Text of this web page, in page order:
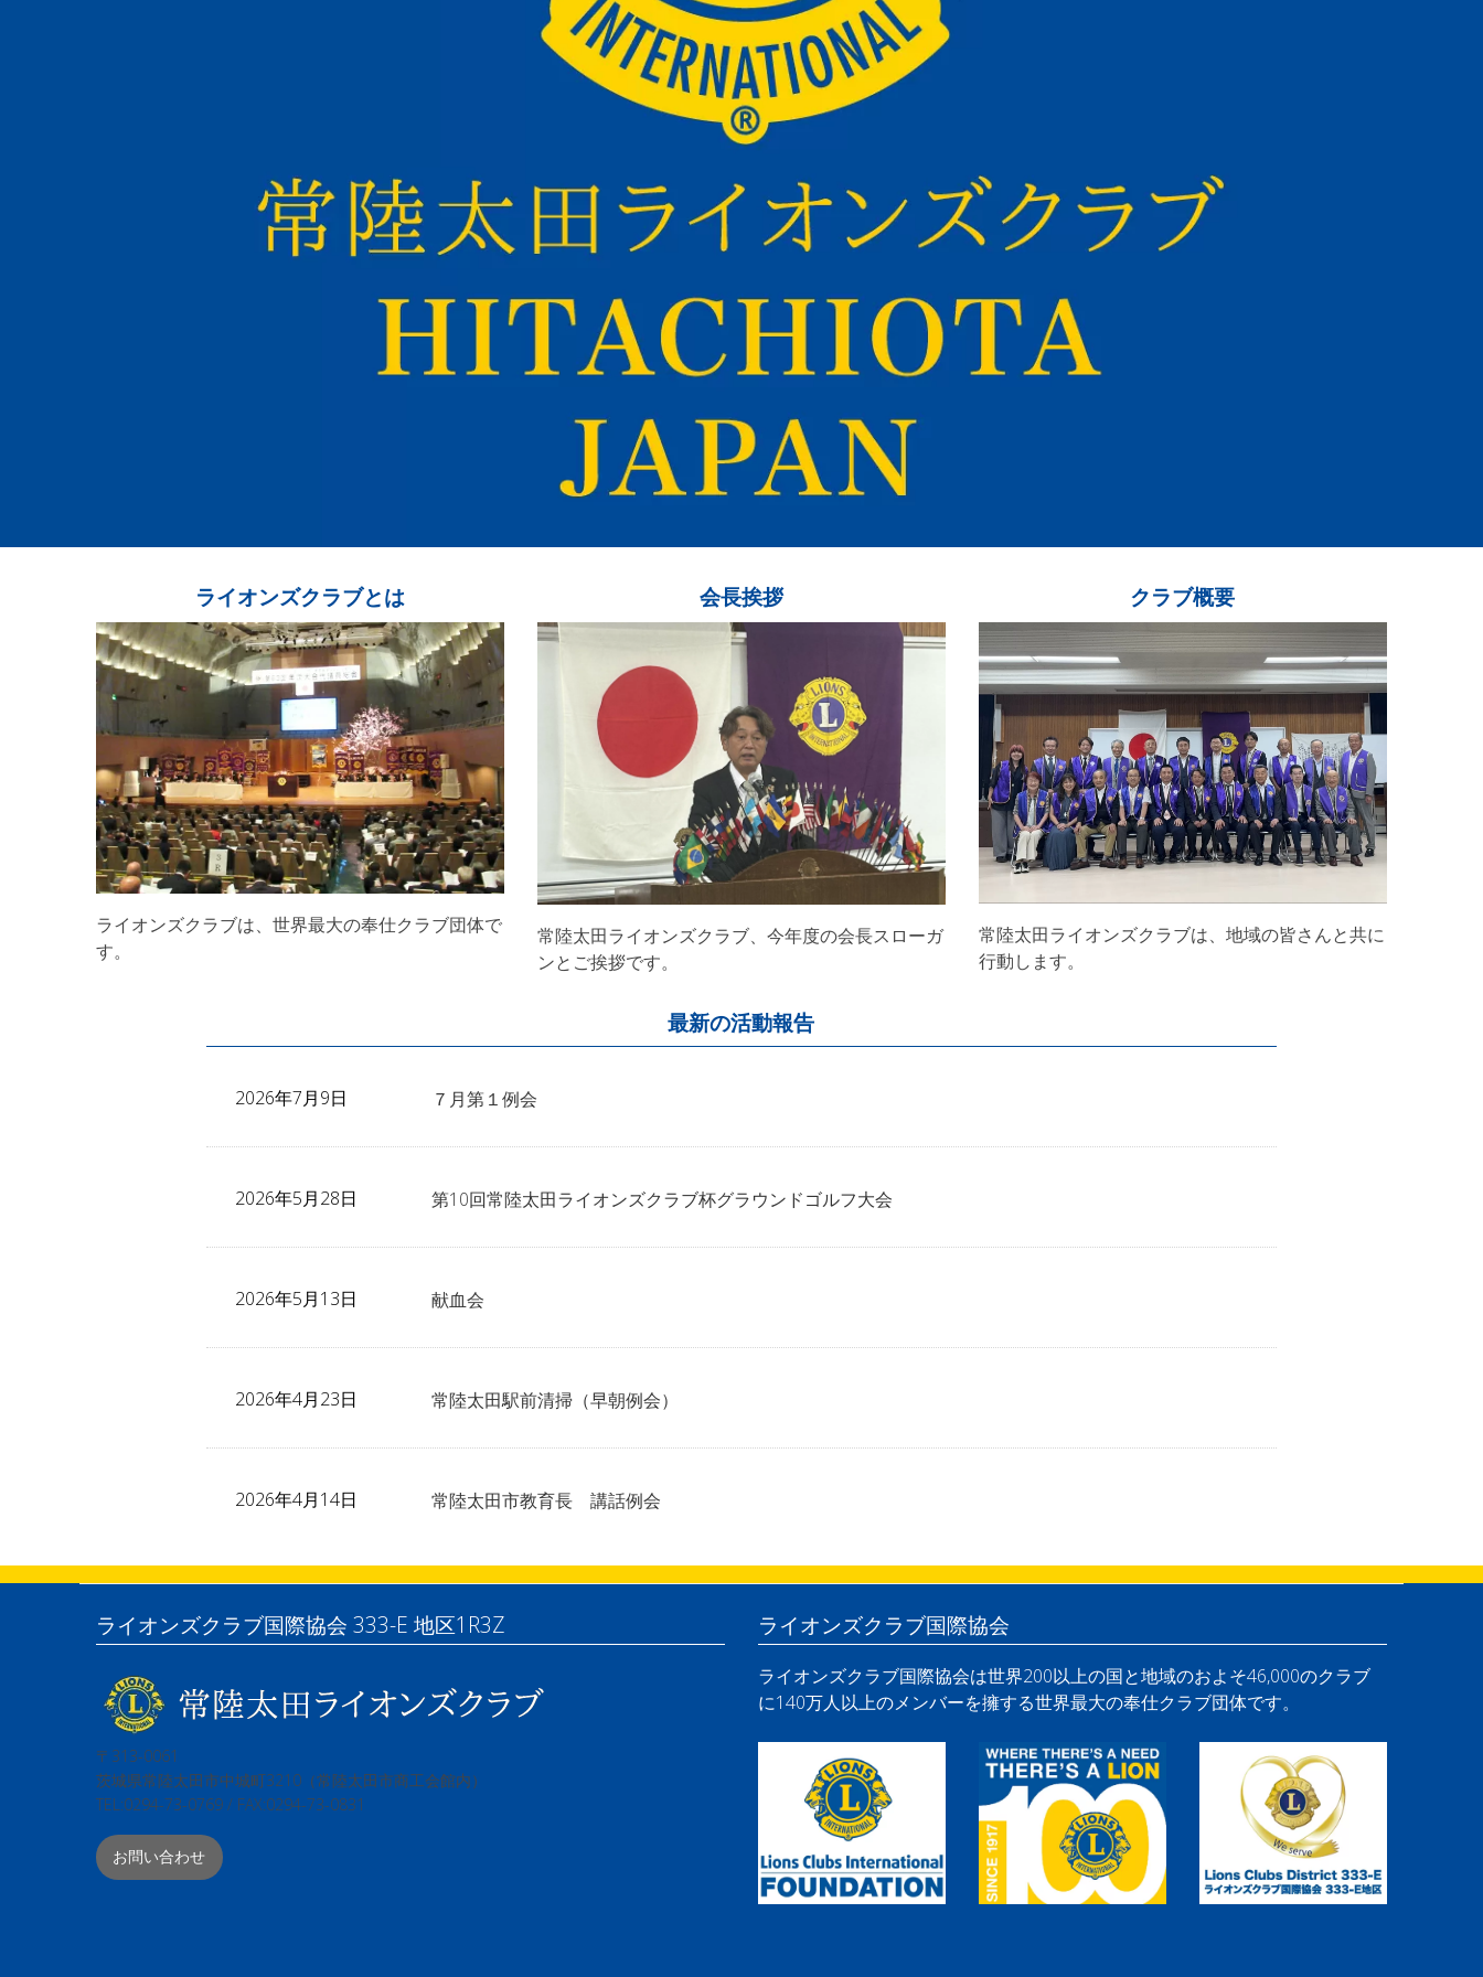
ライオンズクラブとは
ライオンズクラブは、世界最大の奉仕クラブ団体で
す。
会長挨拶
常陸太田ライオンズクラブ、今年度の会長スローガ
ンとご挨拶です。
クラブ概要
常陸太田ライオンズクラブは、地域の皆さんと共に
行動します。
最新の活動報告
2026年7月9日 ７月第１例会
2026年5月28日 第10回常陸太田ライオンズクラブ杯グラウンドゴルフ大会
2026年5月13日 献血会
2026年4月23日 常陸太田駅前清掃（早朝例会）
2026年4月14日 常陸太田市教育長 講話例会
ライオンズクラブ国際協会 333-E 地区1R3Z
〒313-0061
茨城県常陸太田市中城町3210（常陸太田市商工会館内）
TEL:0294-73-0769 / FAX:0294-73-0831
お問い合わせ
ライオンズクラブ国際協会
ライオンズクラブ国際協会は世界200以上の国と地域のおよそ46,000のクラブ
に140万人以上のメンバーを擁する世界最大の奉仕クラブ団体です。